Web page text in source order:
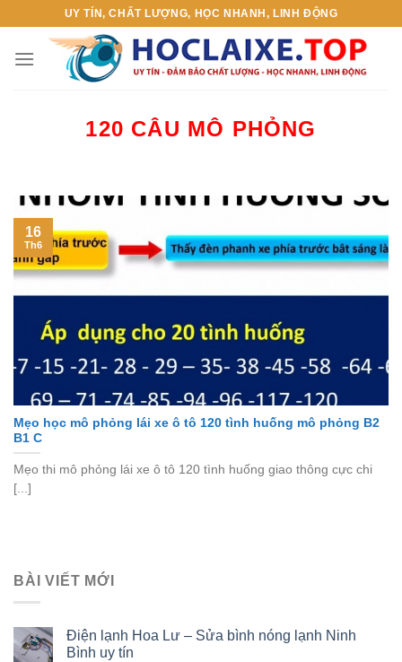
content
UY TÍN, CHẤT LƯỢNG, HỌC NHANH, LINH ĐỘNG
120 CÂU MÔ PHỎNG
Mẹo học mô phỏng lái xe ô tô 120 tình huống mô phỏng B2
B1 C
Mẹo thi mô phỏng lái xe ô tô 120 tình huống giao thông cực chi
[...]
16
Th6
BÀI VIẾT MỚI
Điện lạnh Hoa Lư – Sửa bình nóng lạnh Ninh
Bình uy tín